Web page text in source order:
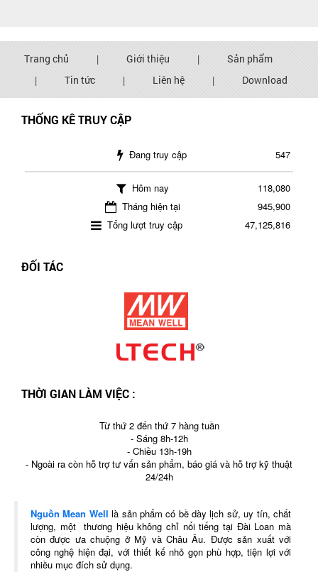
Trang chủ | Giới thiệu |
Sản phẩm
|
Tin tức | Liên hệ | Download
THỐNG KÊ TRUY CẬP
Đang truy cập 547
Hôm nay
118,080
Tháng hiện tại
945,900
Tổng lượt truy cập
47,125,816
ĐỐI TÁC
THỜI GIAN LÀM VIỆC :
Từ thứ 2 đến thứ 7 hàng tuần
- Sáng 8h-12h
- Chiều 13h-19h
- Ngoài ra còn hỗ trợ tư vấn sản phẩm, báo giá và hỗ trợ kỹ thuật
24/24h
Nguồn Mean Well là sản phẩm có bề dày lịch sử, uy tín, chất
lượng, một thương hiệu không chỉ nổi tiếng tại Đài Loan mà
còn được ưa chuộng ở Mỹ và Châu Âu. Được sản xuất với
công nghệ hiện đại, với thiết kế nhỏ gọn phù hợp, tiện lợi với
nhiều mục đích sử dụng.